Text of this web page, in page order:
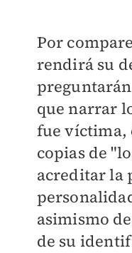
Por
rendirá su
que narrar
fue víctima,
copias de
acreditar la
asimismo
de su